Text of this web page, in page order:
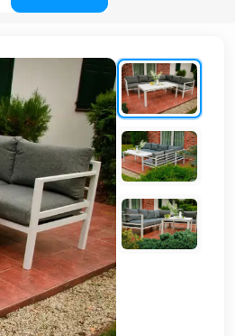
أثاث
مكتبي
أثاث
منزلي
أثاث
خارجي
وشواطئ